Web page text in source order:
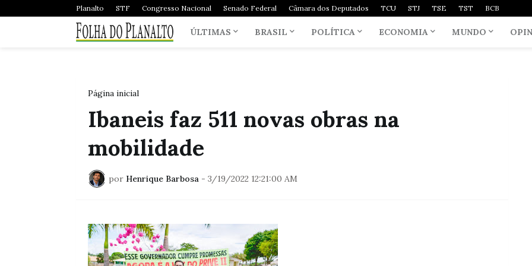
Planalto STF Congresso Nacional Senado Federal Câmara dos Deputados TCU STJ TSE TST BCB
ÚLTIMAS BRASIL POLÍTICA ECONOMIA MUNDO
Página inicial
Ibaneis faz 511 novas obras na
mobilidade
por Henrique Barbosa - 3/19/2022 12:21:00 AM